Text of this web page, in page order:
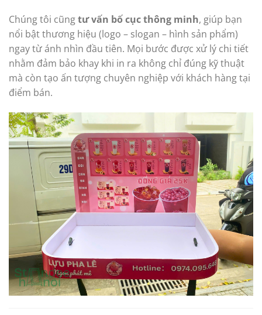
Chúng tôi cũngtư vấn bố cục thông minh, giúp bạn
nổi bật thương hiệu (logo – slogan – hình sản phẩm)
ngay từ ánh nhìn đầu tiên. Mọi bước được xử lý chi tiết
nhằm đảm bảo khay khi in ra không chỉ đúng kỹ thuật
mà còn tạo ấn tượng chuyên nghiệp với khách hàng tại
điểm bán.